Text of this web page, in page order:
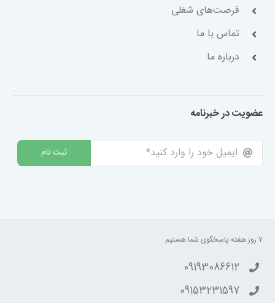
عضویت در خبرنامه
پیگیری سفارش
پرسش و پاسخ